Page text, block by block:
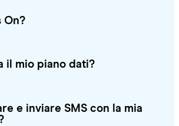
On?
il mio piano dati?
e inviare SMS con la mia